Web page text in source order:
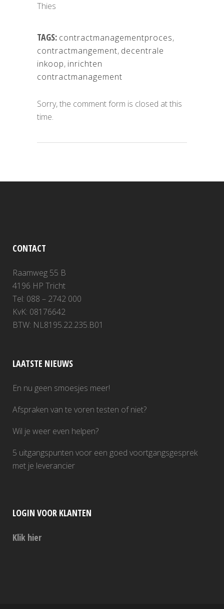
Thies
TAGS: contractmanagementproces,
contractmangement, decentrale
inkoop, inrichten
contractmanagement
Sorry, the comment form is closed at this
time.
CONTACT
Raamweg 55 B
4196 HP Tricht
Tel: 088 – 2742 000
KvK: 08176642
BTW: NL8195.22.235.B01
LAATSTE NIEUWS
En nu geen smoesjes meer!
Afspraken van te voren testen of niet?
Wil je weer even helpen?
5 uitgangspunten voor een goed voortgangsgesprek
met je leverancier
LOGIN VOOR KLANTEN
Klik hier